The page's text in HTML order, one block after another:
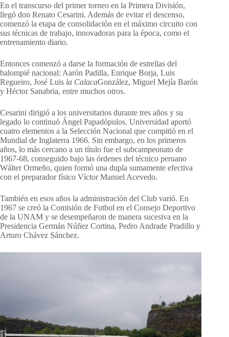
En el transcurso del primer torneo en la Primera División,
llegó don Renato Cesarini. Además de evitar el descenso,
comenzó la etapa de consolidación en el máximo circuito con
sus técnicas de trabajo, innovadoras para la época, como el
entrenamiento diario.
Entonces comenzó a darse la formación de estrellas del
balompié nacional: Aarón Padilla, Enrique Borja, Luis
Regueiro, José Luis la CalacaGonzález, Miguel Mejía Barón
y Héctor Sanabria, entre muchos otros.
Cesarini dirigió a los universitarios durante tres años y su
legado lo continuó Ángel Papadópulos. Universidad aportó
cuatro elementos a la Selección Nacional que compitió en el
Mundial de Inglaterra 1966. Sin embargo, en los primeros
años, lo más cercano a un título fue el subcampeonato de
1967-68, conseguido bajo las órdenes del técnico peruano
Wálter Ormeño, quien formó una dupla sumamente efectiva
con el preparador físico Víctor Manuel Acevedo.
También en esos años la administración del Club varió. En
1967 se creó la Comisión de Futbol en el Consejo Deportivo
de la UNAM y se desempeñaron de manera sucesiva en la
Presidencia Germán Núñez Cortina, Pedro Andrade Pradillo y
Arturo Chávez Sánchez.